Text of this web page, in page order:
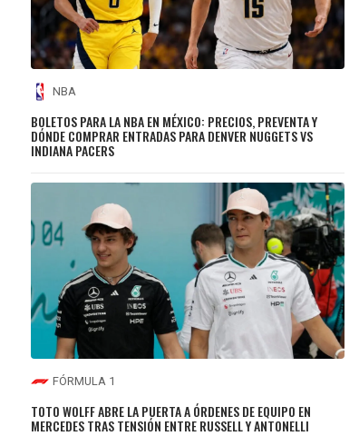
NBA
BOLETOS PARA LA NBA EN MÉXICO: PRECIOS, PREVENTA Y
DÓNDE COMPRAR ENTRADAS PARA DENVER NUGGETS VS
INDIANA PACERS
FÓRMULA 1
TOTO WOLFF ABRE LA PUERTA A ÓRDENES DE EQUIPO EN
MERCEDES TRAS TENSIÓN ENTRE RUSSELL Y ANTONELLI